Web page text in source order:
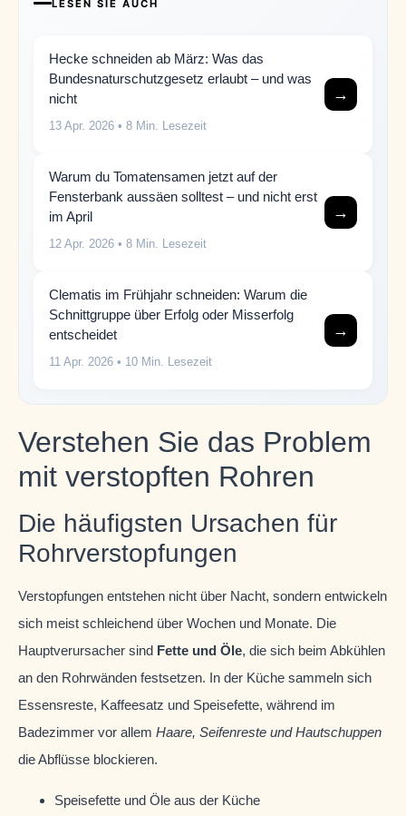
LESEN SIE AUCH
Hecke schneiden ab März: Was das
Bundesnaturschutzgesetz erlaubt – und was
nicht
13 Apr. 2026 • 8 Min. Lesezeit
→
Warum du Tomatensamen jetzt auf der
Fensterbank aussäen solltest – und nicht erst
im April
12 Apr. 2026 • 8 Min. Lesezeit
→
Clematis im Frühjahr schneiden: Warum die
Schnittgruppe über Erfolg oder Misserfolg
entscheidet
11 Apr. 2026 • 10 Min. Lesezeit
→
Verstehen Sie das Problem
mit verstopften Rohren
Die häufigsten Ursachen für
Rohrverstopfungen
Verstopfungen entstehen nicht über Nacht, sondern entwickeln
sich meist schleichend über Wochen und Monate. Die
Hauptverursacher sind Fette und Öle, die sich beim Abkühlen
an den Rohrwänden festsetzen. In der Küche sammeln sich
Essensreste, Kaffeesatz und Speisefette, während im
Badezimmer vor allem Haare, Seifenreste und Hautschuppen
die Abflüsse blockieren.
Speisefette und Öle aus der Küche